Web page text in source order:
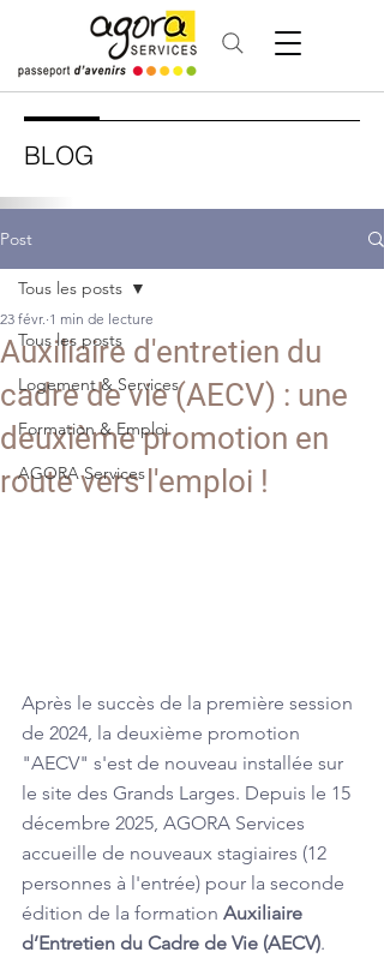
BLOG
Post
Tous les posts
Logement & Services
Formation & Emploi
AGORA Services
Tous les posts
Auxiliaire d'entretien du
cadre de vie (AECV) : une
deuxième promotion en
route vers l'emploi !
23 févr. 1 min de lecture
Après le succès de la première session
de 2024, la deuxième promotion
"AECV" s'est de nouveau installée sur
le site des Grands Larges. Depuis le 15
décembre 2025, AGORA Services
accueille de nouveaux stagiaires (12
personnes à l'entrée) pour la seconde
édition de la formation Auxiliaire
d’Entretien du Cadre de Vie (AECV).